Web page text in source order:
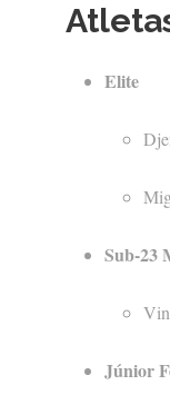
Elite
Sub-23
Júnior